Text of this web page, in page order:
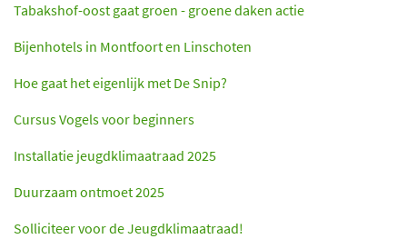
Tabakshof-oost gaat groen - groene daken actie
Bijenhotels in Montfoort en Linschoten
Hoe gaat het eigenlijk met De Snip?
Cursus Vogels voor beginners
Installatie jeugdklimaatraad 2025
Duurzaam ontmoet 2025
Solliciteer voor de Jeugdklimaatraad!